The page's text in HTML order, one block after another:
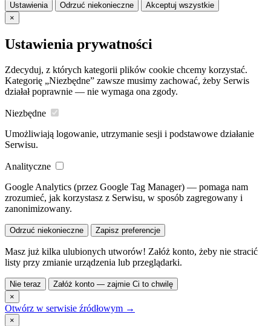
Ustawienia Odrzuć niekonieczne
Akceptuj wszystkie
×
Ustawienia prywatności
Zdecyduj, z których kategorii plików cookie chcemy korzystać.
Kategorię „Niezbędne” zawsze musimy zachować, żeby Serwis
działał poprawnie — nie wymaga ona zgody.
Niezbędne
Umożliwiają logowanie, utrzymanie sesji i podstawowe działanie
Serwisu.
Analityczne
Google Analytics (przez Google Tag Manager) — pomaga nam
zrozumieć, jak korzystasz z Serwisu, w sposób zagregowany i
zanonimizowany.
Odrzuć niekonieczne Zapisz preferencje
Masz już kilka ulubionych utworów! Załóż konto, żeby nie stracić
listy przy zmianie urządzenia lub przeglądarki.
Nie teraz
Załóż konto — zajmie Ci to chwilę
×
Otwórz w serwisie źródłowym →
×